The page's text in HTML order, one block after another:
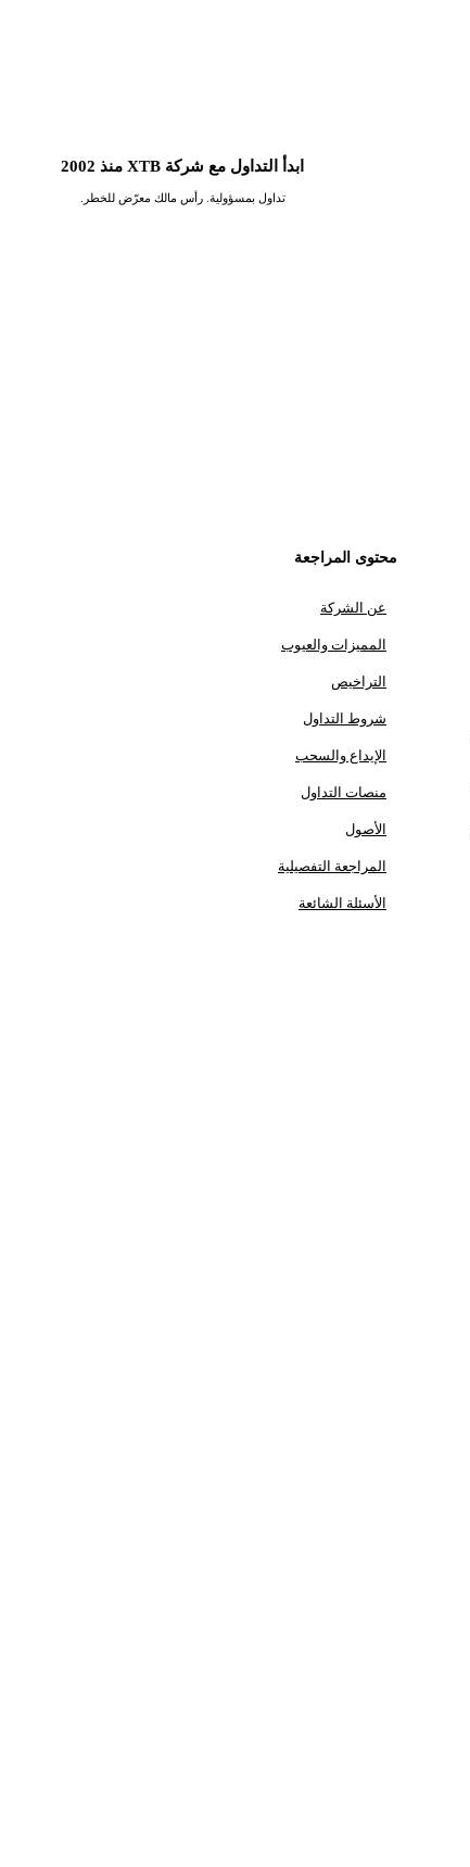
ابدأ التداول مع شركة XTB منذ 2002
تداول بمسؤولية. رأس مالك معرّض للخطر.
محتوى المراجعة
عن الشركة
المميزات والعيوب
التراخيص
شروط التداول
الإيداع والسحب
منصات التداول
الأصول
المراجعة التفصيلية
الأسئلة الشائعة